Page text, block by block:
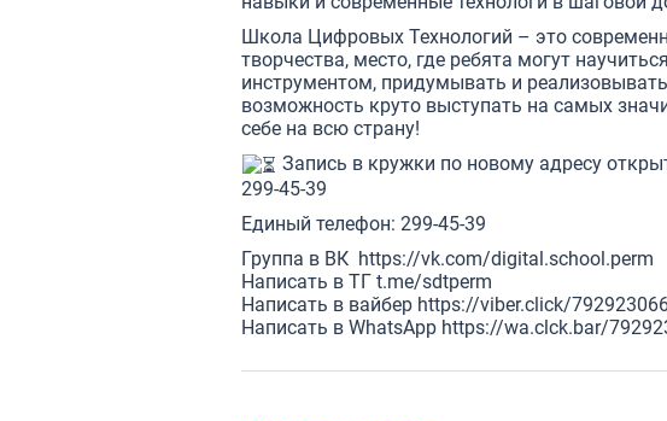
Школа Цифровых Технологий – это
творчества, место, где ребята могут
инструментом, придумывать и
возможность круто выступать на самых
себе на всю страну!
Запись в кружки по новому адресу
299-45-39
Единый телефон: 299-45-39
Группа в ВК https://vk.com/digital.school.perm
Написать в ТГ t.me/sdtperm
Написать в вайбер https://viber.click/
Написать в WhatsApp https://wa.clck.bar/